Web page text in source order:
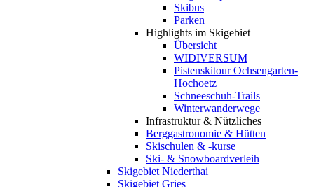
Skibus
Parken
Highlights im Skigebiet
Übersicht
WIDIVERSUM
Pistenskitour Ochsengarten-
Hochoetz
Schneeschuh-Trails
Winterwanderwege
Infrastruktur & Nützliches
Berggastronomie & Hütten
Skischulen & -kurse
Ski- & Snowboardverleih
Skigebiet Niederthai
Skigebiet Gries